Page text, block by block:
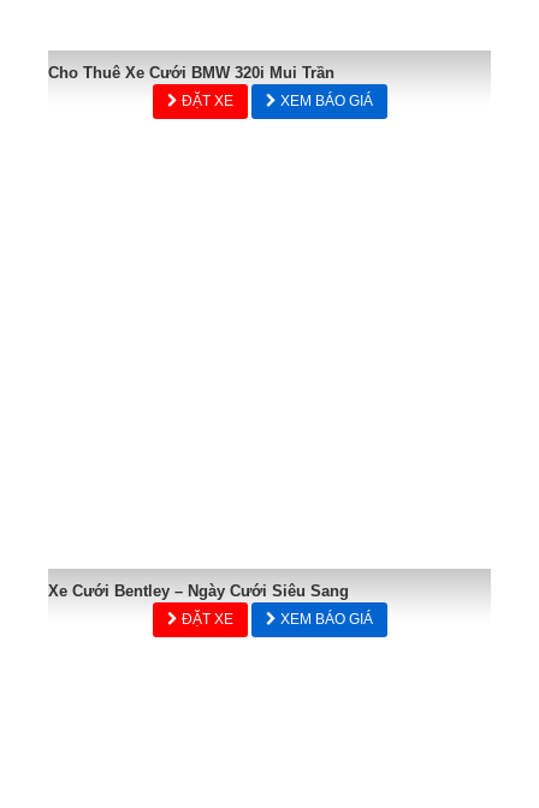
Cho Thuê Xe Cưới BMW 320i Mui Trần
ĐẶT XE XEM BÁO GIÁ
Xe Cưới Bentley – Ngày Cưới Siêu Sang
ĐẶT XE XEM BÁO GIÁ